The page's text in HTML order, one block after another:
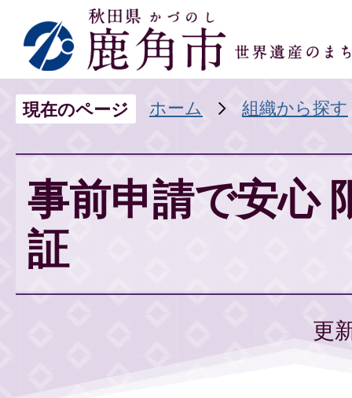
現在のページ ホーム 組織から探す
事前申請で安心
証
更